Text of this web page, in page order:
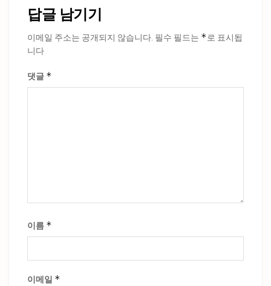
답글 남기기
이메일 주소는 공개되지 않습니다. 필수 필드는 *로 표시됩
니다
댓글 *
이름 *
이메일 *